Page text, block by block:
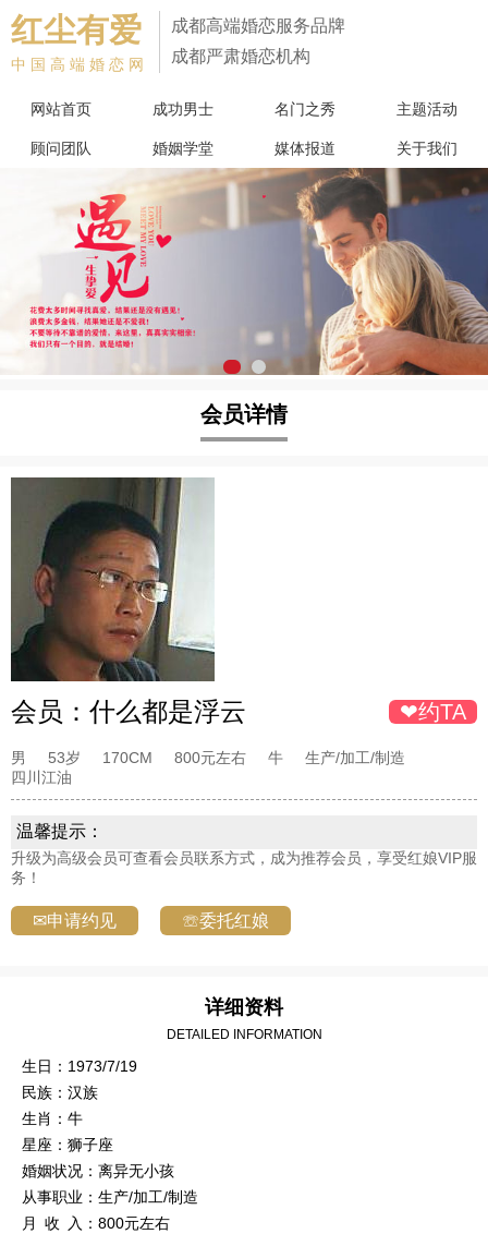
红尘有爱
中国高端婚恋网
成都高端婚恋服务品牌
成都严肃婚恋机构
网站首页 成功男士 名门之秀 主题活动
顾问团队 婚姻学堂 媒体报道 关于我们
会员详情
会员： 什么都是浮云 ❤约TA
男 53岁 170CM 800元左右 牛
生产/加工/制造
四川江油
温馨提示：
升级为高级会员可查看会员联系方式，成为推荐会员，享受红娘VIP服
务！
✉申请约见 ☏委托红娘
详细资料
DETAILED INFORMATION
生日：1973/7/19
民族：汉族
生肖：牛
星座：狮子座
婚姻状况：离异无小孩
从事职业：生产/加工/制造
月 收 入：800元左右